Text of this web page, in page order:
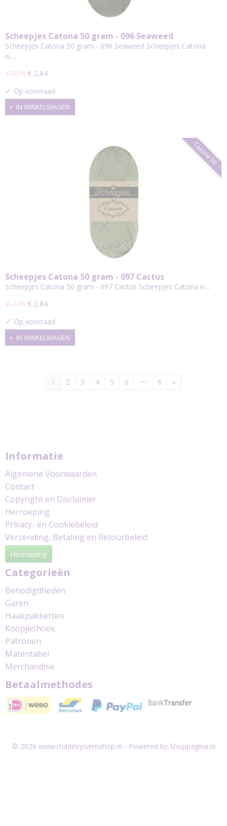
Scheepjes Catona 50 gram - 096 Seaweed
Scheepjes Catona 50 gram - 096 Seaweed Scheepjes Catona
is…
€ 2,99 € 2,84
✓ Op voorraad
IN WINKELWAGEN
Catona 50
Scheepjes Catona 50 gram - 097 Cactus
Scheepjes Catona 50 gram - 097 Cactus Scheepjes Catona is…
€ 2,99 € 2,84
✓ Op voorraad
IN WINKELWAGEN
1 2 3 4 5 6 ••• 6 »
Informatie
Algemene Voorwaarden
Contact
Copyright en Disclaimer
Herroeping
Privacy- en Cookiebeleid
Verzending, Betaling en Retourbeleid
Herroeping
Categorieën
Benodigdheden
Garen
Haakpakketten
Koopjeshoek
Patronen
Matentabel
Merchandise
Betaalmethodes
© 2026 www.madebysiemshop.nl - Powered by Shoppagina.nl